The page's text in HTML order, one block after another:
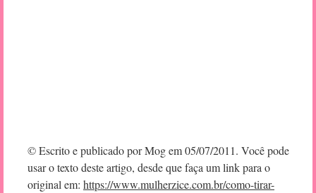
© Escrito e publicado por Mog em 05/07/2011. Você pode
usar o texto deste artigo, desde que faça um link para o
original em: https://www.mulherzice.com.br/como-tirar-